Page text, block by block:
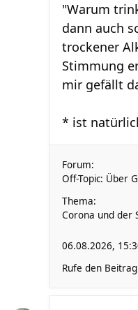
"Warum
dann auch
trockener
Stimmung
mir gefällt
* ist
Forum:
Off-Topic: Über
Thema:
Corona und der
06.08.2026,
Rufe den